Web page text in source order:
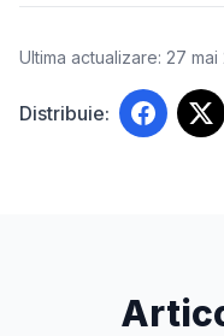
Ultima actualizare: 27 mai
Distribuie: